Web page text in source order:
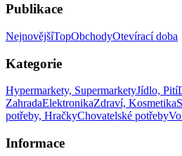
Publikace
NejnovějšíTopObchodyOtevírací doba
Kategorie
Hypermarkety, SupermarketyJídlo, Pití
ZahradaElektronikaZdraví, Kosmetika
potřeby, HračkyChovatelské potřeby
Informace